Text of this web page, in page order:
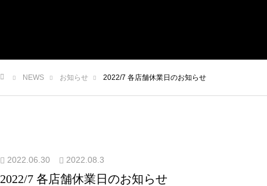
NEWS お知らせ 2022/7 各店舗休業日のお知らせ
2022.06.30 2022.08.3
2022/7 各店舗休業日のお知らせ